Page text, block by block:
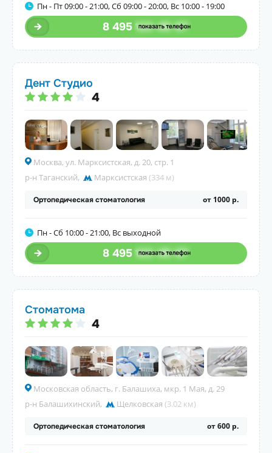
Пн - Пт 09:00 - 21:00, Сб 09:00 - 20:00, Вс 10:00 - 19:00
8 495 123-45-67
Дент Студио
4
Москва, ул. Марксистская, д. 20, стр. 1
р-н Таганский, Марксистская (334 м)
Ортопедическая стоматология от 1000 р.
Пн - Сб 10:00 - 21:00, Вс выходной
8 495 123-45-67
Стоматома
4
Московская область, г. Балашиха, мкр. 1 Мая, д. 29
р-н Балашихинский, Щелковская (3.02 км)
Ортопедическая стоматология от 600 р.